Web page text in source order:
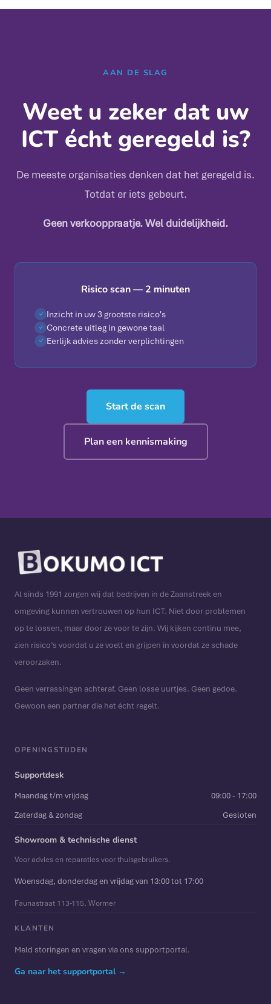
AAN DE SLAG
Weet u zeker dat uw
ICT écht geregeld is?
De meeste organisaties denken dat het geregeld is.
Totdat er iets gebeurt.
Geen verkooppraatje. Wel duidelijkheid.
Risico scan — 2 minuten
✓ Inzicht in uw 3 grootste risico's
✓ Concrete uitleg in gewone taal
✓ Eerlijk advies zonder verplichtingen
Start de scan
Plan een kennismaking
Al sinds 1991 zorgen wij dat bedrijven in de Zaanstreek en
omgeving kunnen vertrouwen op hun ICT. Niet door problemen
op te lossen, maar door ze voor te zijn. Wij kijken continu mee,
zien risico’s voordat u ze voelt en grijpen in voordat ze schade
veroorzaken.
Geen verrassingen achteraf. Geen losse uurtjes. Geen gedoe.
Gewoon een partner die het écht regelt.
OPENINGSTIJDEN
Supportdesk
Maandag t/m vrijdag
09:00 - 17:00
Zaterdag & zondag
Gesloten
Showroom & technische dienst
Voor advies en reparaties voor thuisgebruikers.
Woensdag, donderdag en vrijdag van 13:00 tot 17:00
Faunastraat 113-115, Wormer
KLANTEN
Meld storingen en vragen via ons supportportal.
Ga naar het supportportal →